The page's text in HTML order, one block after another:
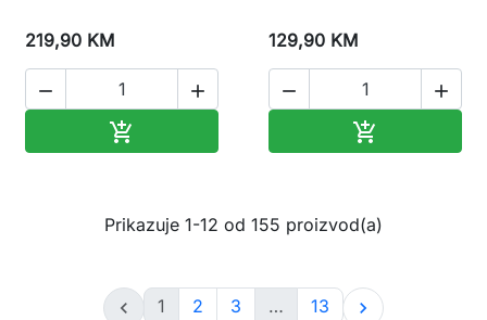
219,90 KM
 

129,90 KM
 

Prikazuje 1-12 od 155 proizvod(a)
 1 2 3 … 13 